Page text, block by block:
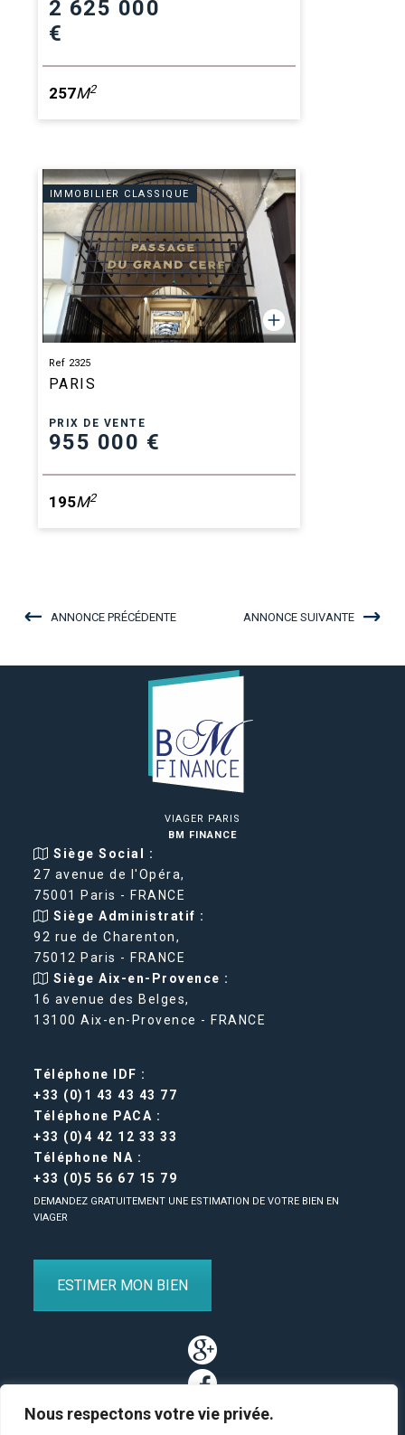
Nous respectons votre vie privée.
2 625 000
€
257M2
IMMOBILIER CLASSIQUE
Ref 2325
PARIS
PRIX DE VENTE
955 000 €
195M2
ANNONCE PRÉCÉDENTE ANNONCE SUIVANTE
VIAGER PARIS
BM FINANCE
Siège Social :
27 avenue de l'Opéra,
75001 Paris - FRANCE
Siège Administratif :
92 rue de Charenton,
75012 Paris - FRANCE
Siège Aix-en-Provence :
16 avenue des Belges,
13100 Aix-en-Provence - FRANCE
Téléphone IDF :
+33 (0)1 43 43 43 77
Téléphone PACA :
+33 (0)4 42 12 33 33
Téléphone NA :
+33 (0)5 56 67 15 79
DEMANDEZ GRATUITEMENT UNE ESTIMATION DE VOTRE BIEN EN
VIAGER
ESTIMER MON BIEN